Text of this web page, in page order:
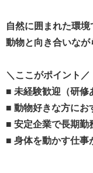
自然に囲まれた環境
動物と向き合いなが
＼ここがポイント／
■ 未経験歓迎（研修
■ 動物好きな方にお
■ 安定企業で長期勤
■ 身体を動かす仕事